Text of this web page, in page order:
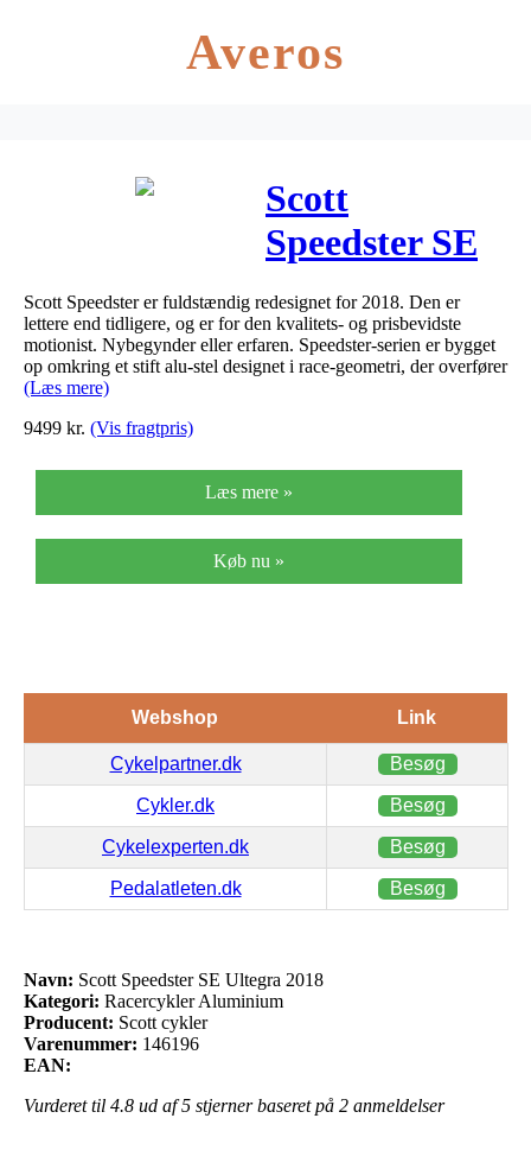
Averos
Scott
Speedster SE
Ultegra 2018
Scott Speedster er fuldstændig redesignet for 2018. Den er
lettere end tidligere, og er for den kvalitets- og prisbevidste
motionist. Nybegynder eller erfaren. Speedster-serien er bygget
op omkring et stift alu-stel designet i race-geometri, der overfører
(Læs mere)
9499 kr. (Vis fragtpris)
Læs mere »
Køb nu »
Webshop Link
Cykelpartner.dk Besøg
Cykler.dk Besøg
Cykelexperten.dk Besøg
Pedalatleten.dk Besøg
Navn: Scott Speedster SE Ultegra 2018
Kategori: Racercykler Aluminium
Producent: Scott cykler
Varenummer: 146196
EAN:
Vurderet til 4.8 ud af 5 stjerner baseret på 2 anmeldelser